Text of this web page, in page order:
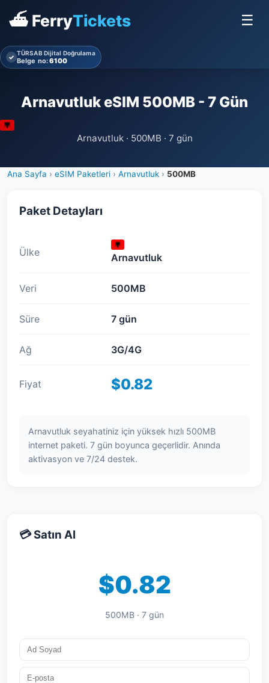
⛴ FerryTickets ☰
✓ TÜRSAB Dijital Doğrulama
Belge no:6100
Arnavutluk eSIM 500MB - 7 Gün
Arnavutluk · 500MB · 7 gün
Ana Sayfa › eSIM Paketleri › Arnavutluk › 500MB
Paket Detayları
Ülke Arnavutluk
Veri 500MB
Süre 7 gün
Ağ 3G/4G
Fiyat $0.82
Arnavutluk seyahatiniz için yüksek hızlı 500MB
internet paketi. 7 gün boyunca geçerlidir. Anında
aktivasyon ve 7/24 destek.
💳 Satın Al
$0.82
500MB · 7 gün